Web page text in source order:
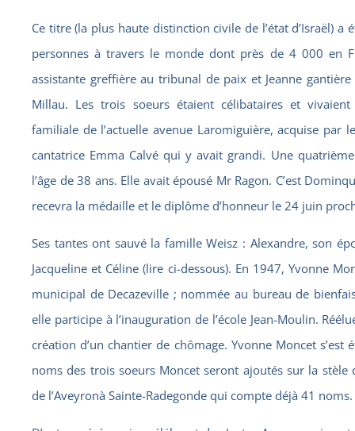
Ce titre (la plus haute distinction civile de l’état d’Israël) a
personnes à travers le monde dont près de 4 000 en
assistante greffière au tribunal de paix et Jeanne
Millau. Les trois soeurs étaient célibataires et
familiale de l’actuelle avenue Laromiguière, acquise par
cantatrice Emma Calvé qui y avait grandi. Une
l’âge de 38 ans. Elle avait épousé Mr Ragon. C’est
recevra la médaille et le diplôme d’honneur le 24 juin
Ses tantes ont sauvé la famille Weisz : Alexandre, son
Jacqueline et Céline (lire ci-dessous). En 1947, Yvonne
municipal de Decazeville ; nommée au bureau de
elle participe à l’inauguration de l’école Jean-Moulin.
création d’un chantier de chômage. Yvonne Moncet s’est
noms des trois soeurs Moncet seront ajoutés sur la stèle
de l’Aveyronà Sainte-Radegonde qui compte déjà 41 noms.